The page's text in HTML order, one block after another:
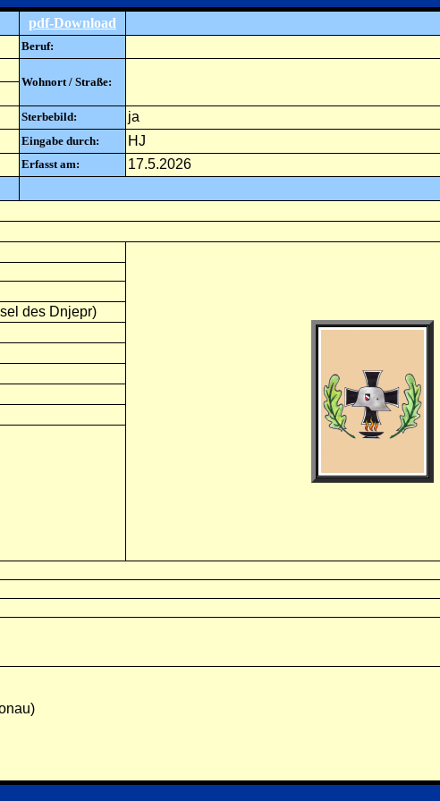
pdf-Download
Beruf:
Wohnort / Straße:
Sterbebild: ja
Eingabe durch: HJ
Erfasst am: 17.5.2026
des Dnjepr)